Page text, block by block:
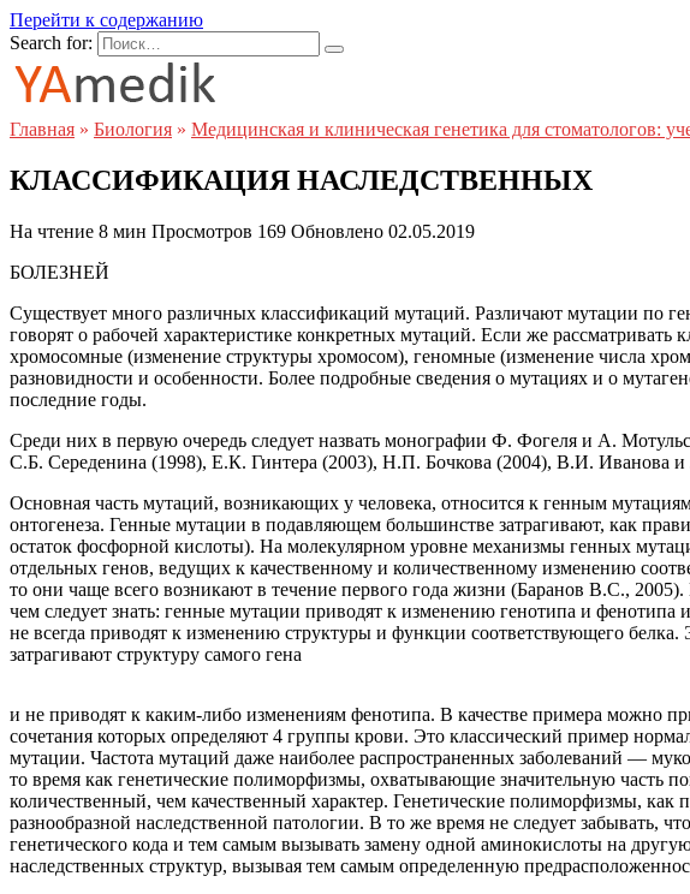
Перейти к содержанию
Search for:
Главная » Биология » Медицинская и клиническая генетика для стоматологов:
КЛАССИФИКАЦИЯ НАСЛЕДСТВЕННЫХ
На чтение 8 мин Просмотров 169 Обновлено 02.05.2019
БОЛЕЗНЕЙ
Существует много различных классификаций мутаций. Различают мутации по
говорят о рабочей характеристике конкретных мутаций. Если же
хромосомные (изменение структуры хромосом), геномные (изменение числа
разновидности и особенности. Более подробные сведения о мутациях и о
последние годы.
Среди них в первую очередь следует назвать монографии Ф. Фогеля и А.
С.Б. Середенина (1998), Е.К. Гинтера (2003), Н.П. Бочкова (2004), В.И. Иванова
Основная часть мутаций, возникающих у человека, относится к генным
онтогенеза. Генные мутации в подавляющем большинстве затрагивают, как
остаток фосфорной кислоты). На молекулярном уровне механизмы генных
отдельных генов, ведущих к качественному и количественному изменению
то они чаще всего возникают в течение первого года жизни (Баранов В.С.,
чем следует знать: генные мутации приводят к изменению генотипа и фенотипа
не всегда приводят к изменению структуры и функции соответствующего
затрагивают структуру самого гена
и не приводят к каким-либо изменениям фенотипа. В качестве примера можно
сочетания которых определяют 4 группы крови. Это классический пример
мутации. Частота мутаций даже наиболее распространенных заболеваний —
то время как генетические полиморфизмы, охватывающие значительную часть
количественный, чем качественный характер. Генетические полиморфизмы,
разнообразной наследственной патологии. В то же время не следует
генетического кода и тем самым вызывать замену одной аминокислоты на
наследственных структур, вызывая тем самым определенную